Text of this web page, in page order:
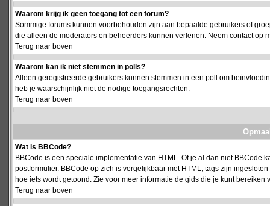
Waarom krijg ik geen toegang tot een forum?
Sommige forums kunnen voorbehouden zijn aan bepaalde gebruikers of
die alleen de moderators en beheerders kunnen verlenen. Neem contact op
Terug naar boven
Waarom kan ik niet stemmen in polls?
Alleen geregistreerde gebruikers kunnen stemmen in een poll om
heb je waarschijnlijk niet de nodige toegangsrechten.
Terug naar boven
Wat is BBCode?
BBCode is een speciale implementatie van HTML. Of je al dan niet
postformulier. BBCode op zich is vergelijkbaar met HTML, tags zijn
hoe iets wordt getoond. Zie voor meer informatie de gids die je kunt bereiken
Terug naar boven